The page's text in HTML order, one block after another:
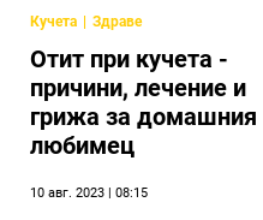
Кучета Здраве
Отит при кучета -
причини, лечение и
грижа за домашния
любимец
10 авг. 2023 | 08:15